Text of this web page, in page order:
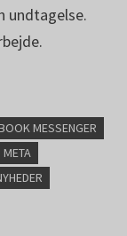
undtagelse.
MESSENGER
META